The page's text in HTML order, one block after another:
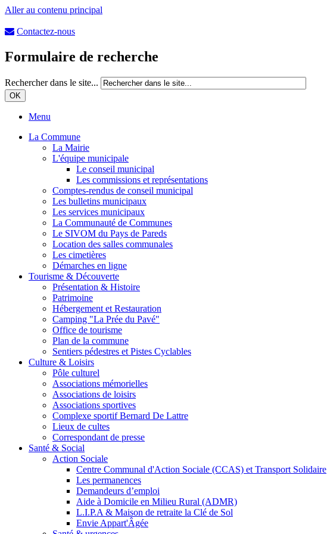
Aller au contenu principal
Contactez-nous
Formulaire de recherche
Rechercher dans le site...
Menu
La Commune
La Mairie
L'équipe municipale
Le conseil municipal
Les commissions et représentations
Comptes-rendus de conseil municipal
Les bulletins municipaux
Les services municipaux
La Communauté de Communes
Le SIVOM du Pays de Pareds
Location des salles communales
Les cimetières
Démarches en ligne
Tourisme & Découverte
Présentation & Histoire
Patrimoine
Hébergement et Restauration
Camping "La Prée du Pavé"
Office de tourisme
Plan de la commune
Sentiers pédestres et Pistes Cyclables
Culture & Loisirs
Pôle culturel
Associations mémorielles
Associations de loisirs
Associations sportives
Complexe sportif Bernard De Lattre
Lieux de cultes
Correspondant de presse
Santé & Social
Action Sociale
Centre Communal d'Action Sociale (CCAS) et Transport Solidaire
Les permanences
Demandeurs d’emploi
Aide à Domicile en Milieu Rural (ADMR)
L.I.P.A & Maison de retraite la Clé de Sol
Envie Appart'Âgée